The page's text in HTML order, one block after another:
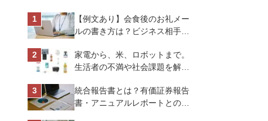
【例文あり】会食後のお礼メー
ルの書き方は？ビジネス相手に
トを解説
家電から、米、ロボットまで。
生活者の不満や社会課題を解決
スオーヤマ株式会社
統合報告書とは？有価証券報告
書・アニュアルレポートとの違